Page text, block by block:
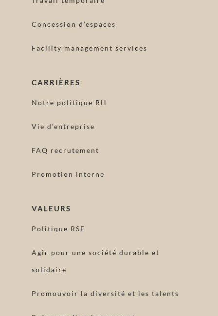
Concession d’espaces
Facility management services
CARRIÈRES
Notre politique RH
Vie d'entreprise
FAQ recrutement
Promotion interne
VALEURS
Politique RSE
Agir pour une société durable et
solidaire
Promouvoir la diversité et les talents